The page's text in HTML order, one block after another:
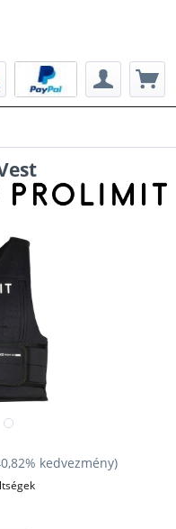
kedvezmény)